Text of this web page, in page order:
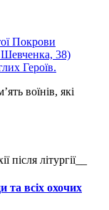
воїнів, які
літургії__
та всіх охочих